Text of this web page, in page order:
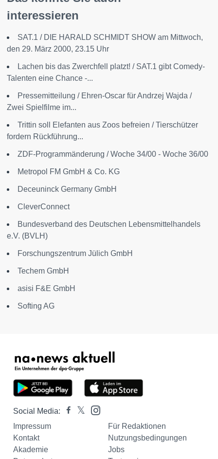
interessieren
SAT.1 / DIE HARALD SCHMIDT SHOW am Mittwoch,
den 29. März 2000, 23.15 Uhr
Lachen bis das Zwerchfell platzt! / SAT.1 gibt Comedy-
Talenten eine Chance -...
Pressemitteilung / Ehren-Oscar für Andrzej Wajda /
Zwei Spielfilme im...
Trittin soll Elefanten aus Zoos befreien / Tierschützer
fordern Rückführung...
ZDF-Programmänderung / Woche 34/00 - Woche 36/00
Metropol FM GmbH & Co. KG
Deceuninck Germany GmbH
CleverConnect
Bundesverband des Deutschen Lebensmittelhandels
e.V. (BVLH)
Forschungszentrum Jülich GmbH
Techem GmbH
asisi F&E GmbH
Softing AG
Social Media:
Impressum
Für Redaktionen
Kontakt
Nutzungsbedingungen
Akademie
Jobs